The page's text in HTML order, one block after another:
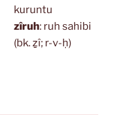
kuruntu
zîruh: ruh sahibi
(bk. ẕî; r-v-ḥ)